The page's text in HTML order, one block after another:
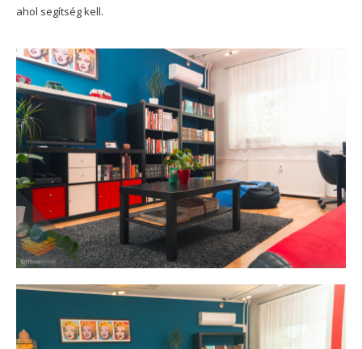
ahol segítség kell.